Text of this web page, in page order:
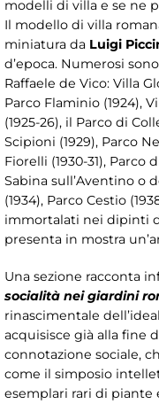
modelli di villa e se ne
Il modello di villa
miniatura da Luigi
d’epoca. Numerosi
Raffaele de Vico: Villa
Parco Flaminio (1924),
(1925-26), il Parco di
Scipioni (1929), Parco
Fiorelli (1930-31), Parco
Sabina sull’Aventino o
(1934), Parco Cestio
immortalati nei dipinti
presenta in mostra
Una sezione racconta
socialità nei giardini
rinascimentale
acquisisce già alla fine
connotazione sociale,
come il simposio
esemplari rari di piante